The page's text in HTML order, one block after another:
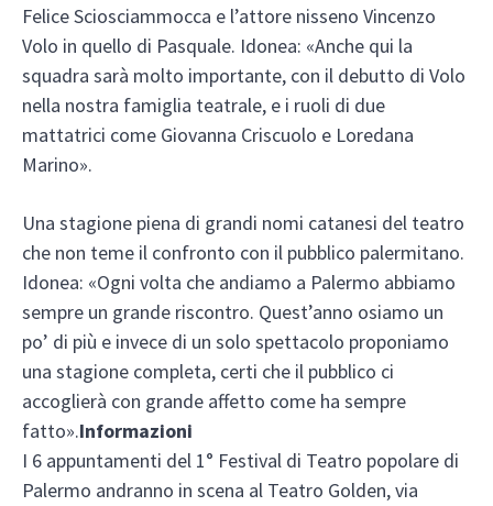
Felice Sciosciammocca e l’attore nisseno Vincenzo
Volo in quello di Pasquale. Idonea: «Anche qui la
squadra sarà molto importante, con il debutto di Volo
nella nostra famiglia teatrale, e i ruoli di due
mattatrici come Giovanna Criscuolo e Loredana
Marino».
Una stagione piena di grandi nomi catanesi del teatro
che non teme il confronto con il pubblico palermitano.
Idonea: «Ogni volta che andiamo a Palermo abbiamo
sempre un grande riscontro. Quest’anno osiamo un
po’ di più e invece di un solo spettacolo proponiamo
una stagione completa, certi che il pubblico ci
accoglierà con grande affetto come ha sempre
fatto».Informazioni
I 6 appuntamenti del 1° Festival di Teatro popolare di
Palermo andranno in scena al Teatro Golden, via